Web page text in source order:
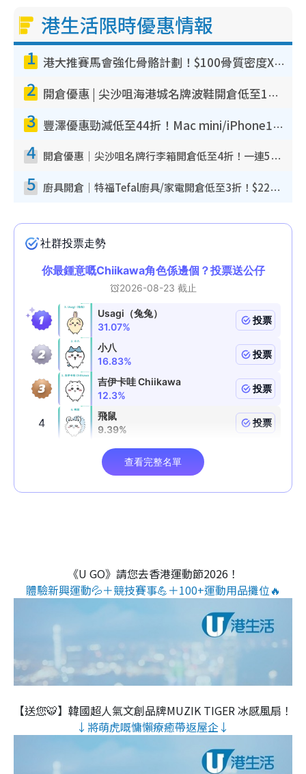
港生活限時優惠情報
1 港大推賽馬會強化骨骼計劃！$100骨質密度X光檢查 完成免費運動訓練送超市禮券！附參加資格
2 開倉優惠 | 尖沙咀海港城名牌波鞋開倉低至1折！On鞋$899起／Joy&Peace鞋履$98起
3 豐澤優惠勁減低至44折！Mac mini/iPhone17Pro大減價！廚房家電$220起
4 開倉優惠｜尖沙咀名牌行李箱開倉低至4折！一連5日 American Tourister/ace./Hallmark $200起！
5 廚具開倉｜特福Tefal廚具/家電開倉低至3折！$220起買平底鍋/炒鑊/湯煲！電飯煲/吸塵機/燙斗$418起
《U GO》請您去香港運動節2026！
體驗新興運動💦＋競技賽事💪＋100+運動用品攤位🔥
【送您🐯】韓國超人氣文創品牌MUZIK TIGER 冰感風扇！
↓將萌虎嘅慵懶療癒帶返屋企↓